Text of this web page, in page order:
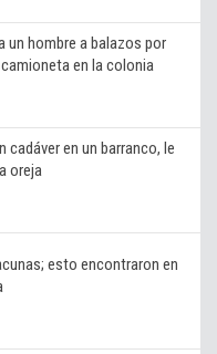
un hombre a balazos por
en la colonia
cadáver en un barranco, le
oreja
esto encontraron en